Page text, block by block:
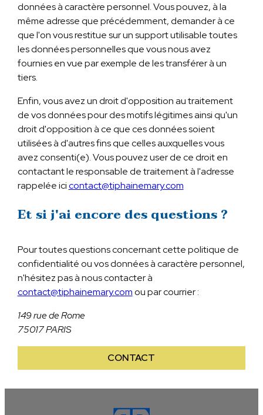
données à caractère personnel. Vous pouvez, à la
même adresse que précédemment, demander à ce
que l'on vous restitue sur un support utilisable toutes
les données personnelles que vous nous avez
fournies en vue par exemple de les transférer à un
tiers.
Enfin, vous avez un droit d'opposition au traitement
de vos données pour des motifs légitimes ainsi qu'un
droit d'opposition à ce que ces données soient
utilisées à d'autres fins que celles auxquelles vous
avez consenti(e). Vous pouvez user de ce droit en
contactant le responsable de traitement à l'adresse
rappelée icicontact@tiphainemary.com
Et si j'ai encore des questions ?
Pour toutes questions concernant cette politique de
confidentialité ou vos données à caractère personnel,
n'hésitez pas à nous contacter à
contact@tiphainemary.comou par courrier :
149 rue de Rome
75017 PARIS
CONTACT